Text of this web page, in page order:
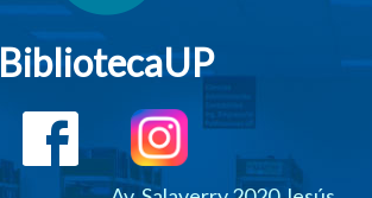
BibliotecaUP